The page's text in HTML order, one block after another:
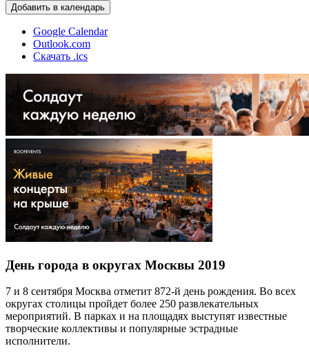
Добавить в календарь
Google Calendar
Outlook.com
Скачать .ics
День города в округах Москвы 2019
7 и 8 сентября Москва отметит 872-й день рождения. Во всех
округах столицы пройдет более 250 развлекательных
мероприятий. В парках и на площадях выступят известные
творческие коллективы и популярные эстрадные
исполнители.